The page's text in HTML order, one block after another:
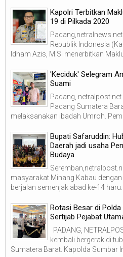
Kapolri Terbitkan
19 di Pilkada 2020
Republik Indonesia
Idham Azis, M.Si menerbitkan
'Keciduk' Selegram
Suami
Padang, netralpost.net
Padang Sumatera
melaksanakan ibadah Umroh.
Bupati Safaruddin:
Daerah jadi usaha
Budaya
masyarakat Minang Kabau
berjalan semenjak abad ke-14 haru...
Rotasi Besar di
Sertijab Pejabat
PADANG,
kembali bergerak di
Sumatera Barat. Kapolda Sumbar